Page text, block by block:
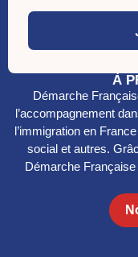
x
s
m
a
l
k
o
s
*
À
Démarche
l’accompagnement
l’immigration en
social et autres.
Démarche